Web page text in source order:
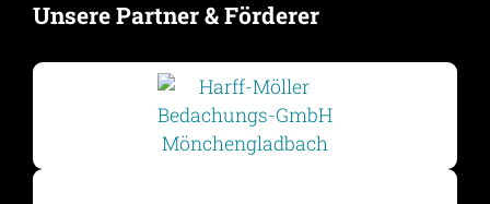
Unsere Partner & Förderer